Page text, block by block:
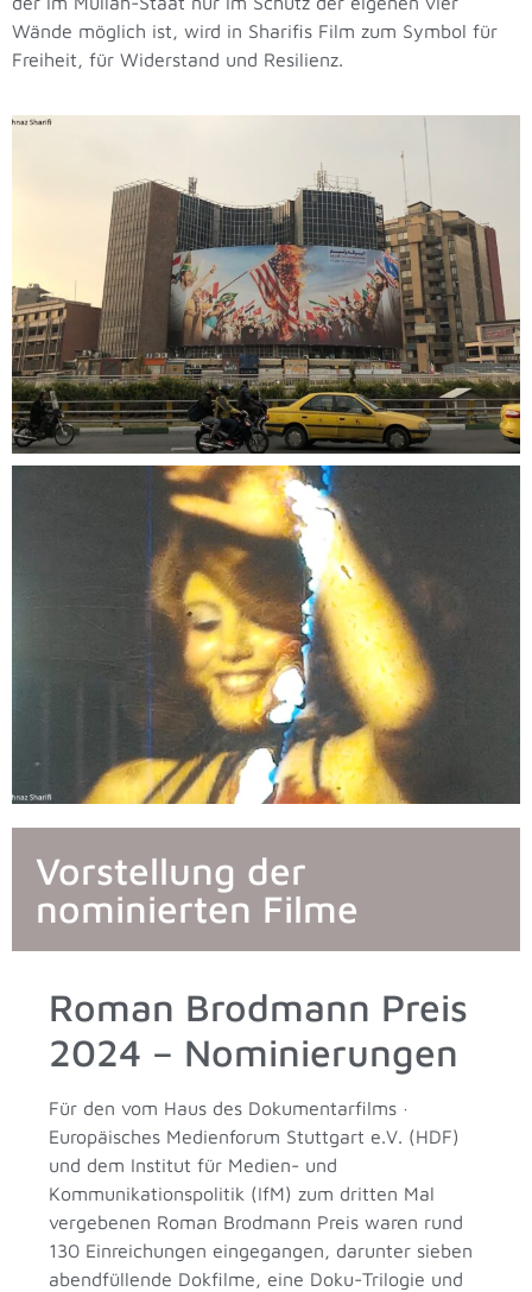
Wände möglich ist, wird in Sharifis Film zum Symbol für
Freiheit, für Widerstand und Resilienz.
Vorstellung der
nominierten Filme
Roman Brodmann Preis
2024 – Nominierungen
Für den vom Haus des Dokumentarfilms ·
Europäisches Medienforum Stuttgart e.V. (HDF)
und dem Institut für Medien- und
Kommunikationspolitik (IfM) zum dritten Mal
vergebenen Roman Brodmann Preis waren rund
130 Einreichungen eingegangen, darunter sieben
abendfüllende Dokfilme, eine Doku-Trilogie und